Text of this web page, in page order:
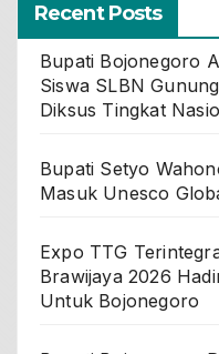
Recent Posts
Bupati Bojonegoro
Siswa SLBN
Diksus Tingkat
Bupati Setyo
Masuk Unesco
Expo TTG
Brawijaya 2026
Untuk Bojonegoro